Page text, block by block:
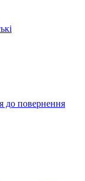
до повернення